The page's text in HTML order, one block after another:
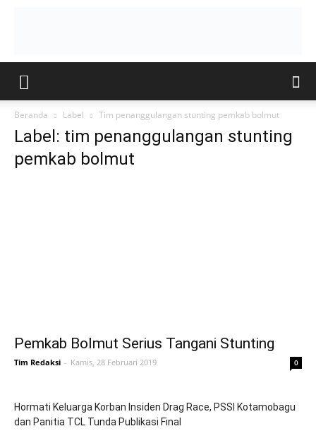
Beranda Label Tim penanggulangan stunting pemkab bolmut
Label: tim penanggulangan stunting
pemkab bolmut
Pemkab Bolmut Serius Tangani Stunting
Tim Redaksi - Kamis, 28 Februari 2019 0
Hormati Keluarga Korban Insiden Drag Race, PSSI Kotamobagu
dan Panitia TCL Tunda Publikasi Final